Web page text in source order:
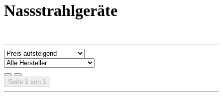
Nassstrahlgeräte
Seite 1 von 1